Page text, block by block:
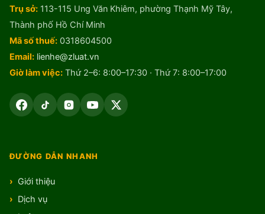
Trụ sở: 113-115 Ung Văn Khiêm, phường Thạnh Mỹ Tây,
Thành phố Hồ Chí Minh
Mã số thuế: 0318604500
Email: lienhe@zluat.vn
Giờ làm việc: Thứ 2–6: 8:00–17:30 · Thứ 7: 8:00–17:00
ĐƯỜNG DẪN NHANH
Giới thiệu
Dịch vụ